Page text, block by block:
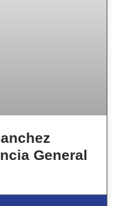
General